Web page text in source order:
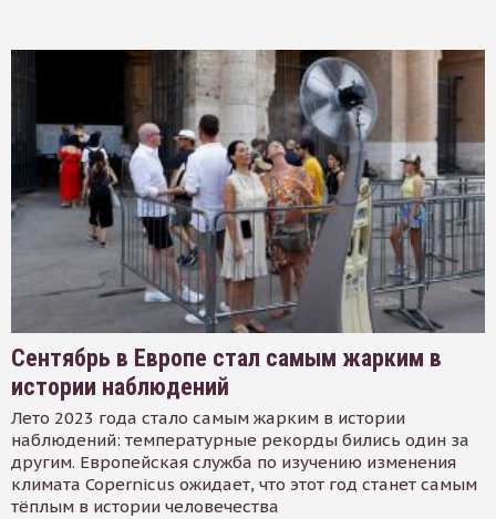
Сентябрь в Европе стал самым жарким в
истории наблюдений
Лето 2023 года стало самым жарким в истории
наблюдений: температурные рекорды бились один за
другим. Европейская служба по изучению изменения
климата Copernicus ожидает, что этот год станет самым
тёплым в истории человечества